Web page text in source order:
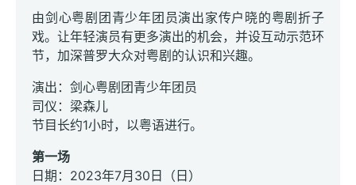
由剑心粤剧团青少年团员演出家传户晓的粤剧折子
戏。让年轻演员有更多演出的机会，并设互动示范环
节，加深普罗大众对粤剧的认识和兴趣。
演出：剑心粤剧团青少年团员
司仪：梁森儿
节目长约1小时，以粤语进行。
第一场
日期：2023年7月30日（日）